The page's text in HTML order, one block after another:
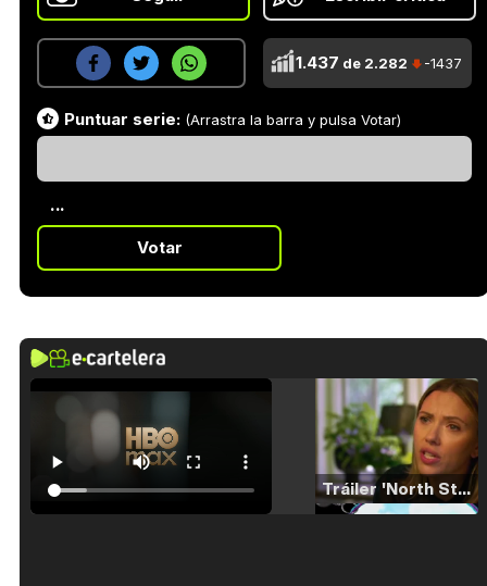
1.437 de 2.282 -1437
Puntuar serie: (Arrastra la barra y pulsa Votar)
...
Votar
Tráiler 'North Star' (2023)